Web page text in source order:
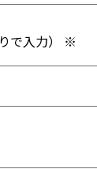
で入力） ※